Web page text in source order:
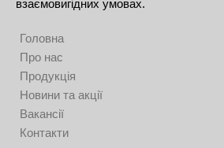
взаємовигідних умовах.
Головна
Про нас
Продукція
Новини та акції
Вакансії
Контакти